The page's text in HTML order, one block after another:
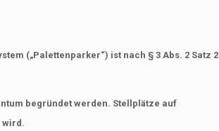
(„Palettenparker“) ist nach § 3 Abs. 2 Satz 2
begründet werden. Stellplätze auf
wird.